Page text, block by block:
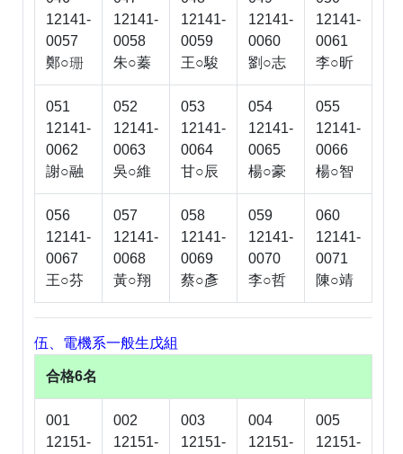
12141-
0057
鄭○
12141-
0058
朱○蓁
12141-
0059
王○駿
12141-
0060
劉○志
12141-
0061
李○昕
051
12141-
0062
謝○融
052
12141-
0063
吳○維
053
12141-
0064
甘○辰
054
12141-
0065
楊○豪
055
12141-
0066
楊○智
056
12141-
0067
王○芬
057
12141-
0068
黃○翔
058
12141-
0069
蔡○彥
059
12141-
0070
李○哲
060
12141-
0071
陳○靖
伍、電機系一般生戊組
合格6名
001
12151-
002
12151-
003
12151-
004
12151-
005
12151-